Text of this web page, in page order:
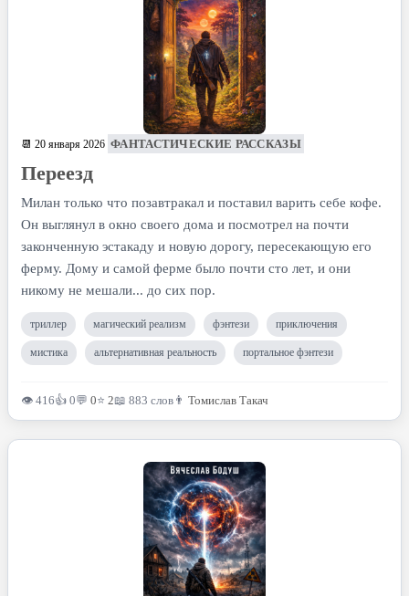
📆 20 января 2026 ФАНТАСТИЧЕСКИЕ РАССКАЗЫ
Переезд
Милан только что позавтракал и поставил варить себе кофе.
Он выглянул в окно своего дома и посмотрел на почти
законченную эстакаду и новую дорогу, пересекающую его
ферму. Дому и самой ферме было почти сто лет, и они
никому не мешали... до сих пор.
триллер магический реализм фэнтези приключения
мистика альтернативная реальность портальное фэнтези
👁 416👍 0💬 0⭐ 2📖 883 слов 👨 Томислав Такач